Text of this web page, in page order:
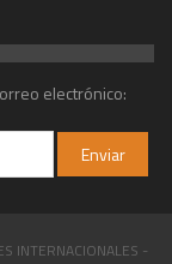
electrónico:
INTERNACIONALES -